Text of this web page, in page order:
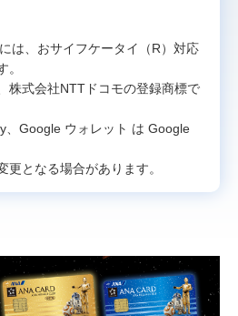
は、おサイフケータイ（R）対応
。
株式会社NTTドコモの登録商標で
、Google ウォレット は Google
更となる場合があります。